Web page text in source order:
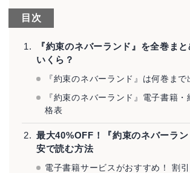
目次
『約束のネバーランド』を全巻ま
いくら？
『約束のネバーランド』は何巻まで
『約束のネバーランド』電子書籍
格表
最大40%OFF！『約束のネバーラ
安で読む方法
電子書籍サービスがおすすめ！ 割